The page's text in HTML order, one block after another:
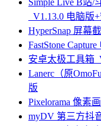
_V1.13.0 电脑
HyperSnap 屏幕
FastStone
安卓太极工具箱
Lanerc（原
版
Pixelorama 像素
myDV 第三方抖